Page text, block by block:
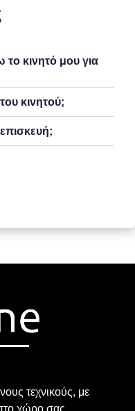
κινητό μου για
κινητού;
τεχνικούς, με